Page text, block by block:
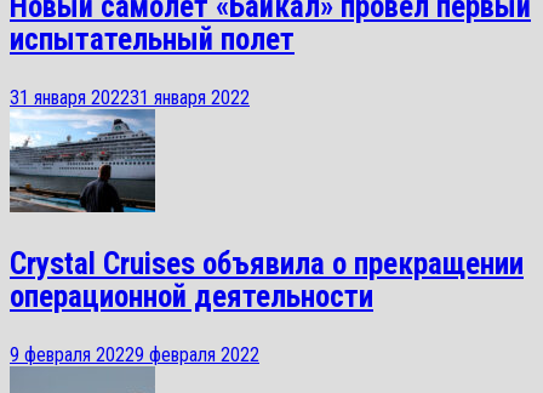
Новый самолет «Байкал» провел первый
испытательный полет
31 января 202231 января 2022
Crystal Cruises объявила о прекращении
операционной деятельности
9 февраля 20229 февраля 2022